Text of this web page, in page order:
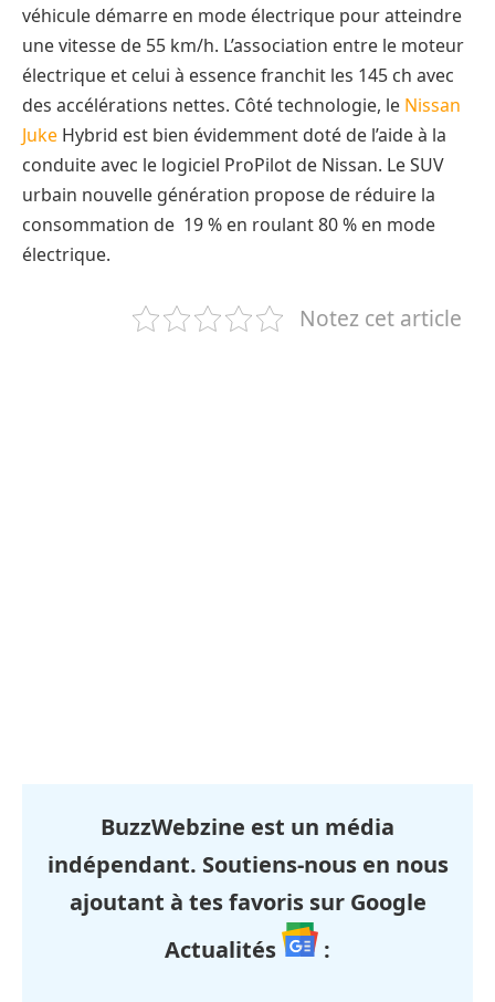
véhicule démarre en mode électrique pour atteindre
une vitesse de 55 km/h. L’association entre le moteur
électrique et celui à essence franchit les 145 ch avec
des accélérations nettes. Côté technologie, le Nissan
Juke Hybrid est bien évidemment doté de l’aide à la
conduite avec le logiciel ProPilot de Nissan. Le SUV
urbain nouvelle génération propose de réduire la
consommation de 19 % en roulant 80 % en mode
électrique.
Notez cet article
BuzzWebzine est un média
indépendant. Soutiens-nous en nous
ajoutant à tes favoris sur Google
Actualités
: